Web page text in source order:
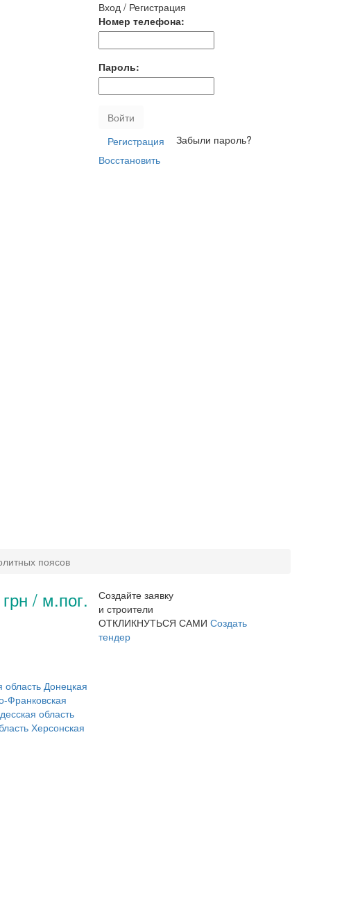
Вход / Регистрация
Номер телефона:
Пароль:
Войти
Регистрация
Забыли пароль?
Восстановить
поясов
/ м.пог.
область Донецкая
Франковская
область
Херсонская
Создайте заявку
и строители
ОТКЛИКНУТЬСЯ САМИ Создать
тендер